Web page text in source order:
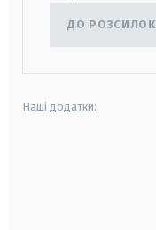
ДО РОЗСИЛОК
Наші додатки: